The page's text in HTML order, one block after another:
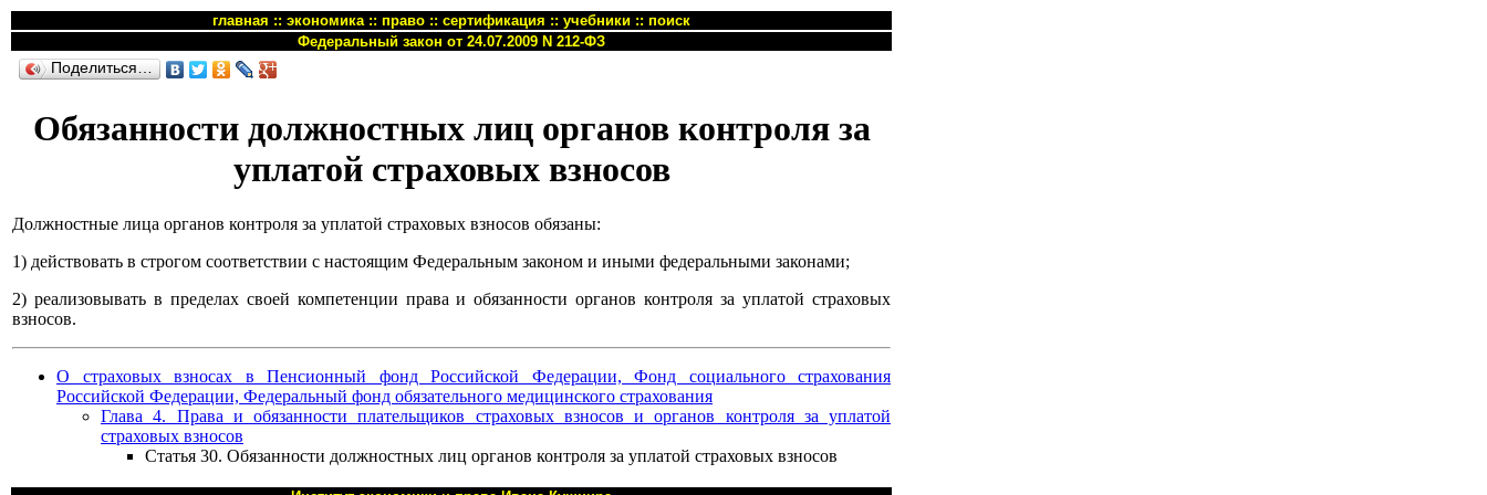
главная :: экономика:: право :: сертификация :: учебники :: поиск
Федеральный закон от 24.07.2009 N 212-ФЗ
Поделиться…
Обязанности должностных лиц органов контроля за
уплатой страховых взносов
Должностные лица органов контроля за уплатой страховых взносов обязаны:
1) действовать в строгом соответствии с настоящим Федеральным законом и иными федеральными законами;
2) реализовывать в пределах своей компетенции права и обязанности органов контроля за уплатой страховых
взносов.
О страховых взносах в Пенсионный фонд Российской Федерации, Фонд социального страхования
Российской Федерации, Федеральный фонд обязательного медицинского страхования
Глава 4. Права и обязанности плательщиков страховых взносов и органов контроля за уплатой
страховых взносов
Статья 30. Обязанности должностных лиц органов контроля за уплатой страховых взносов